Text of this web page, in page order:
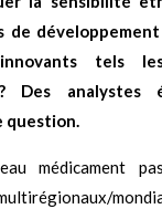
de
innovants tels
? Des analystes
question.
médicament